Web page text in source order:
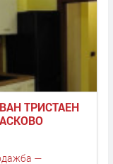
ТРИСТАЕН
—